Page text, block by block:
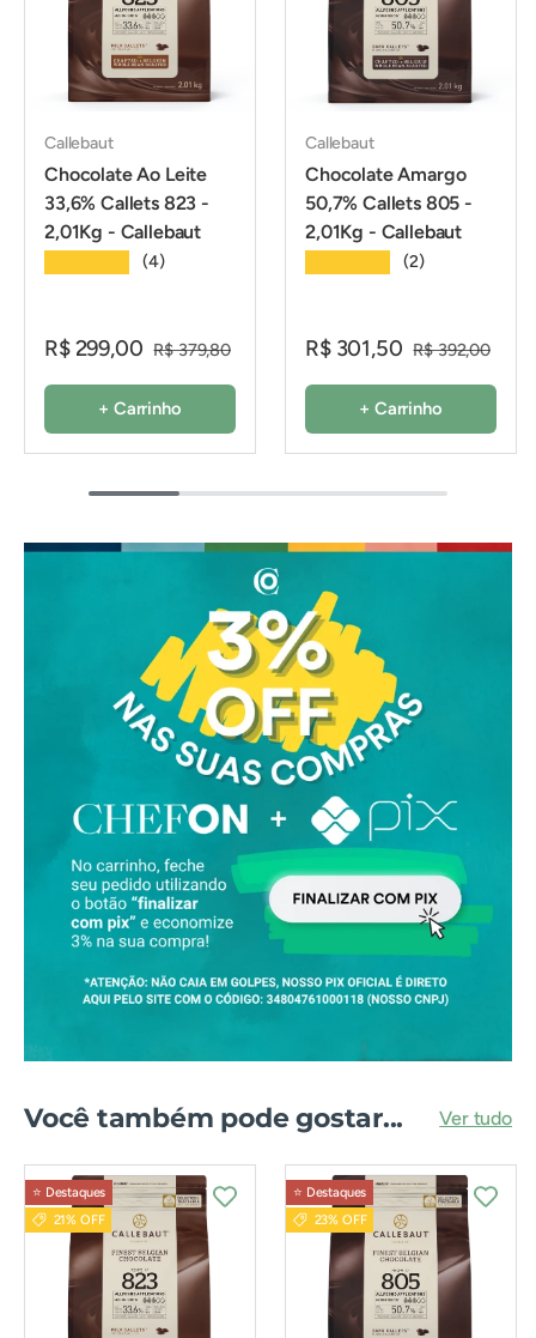
Callebaut
Chocolate Ao Leite
33,6% Callets 823 -
2,01Kg - Callebaut
(4)
R$ 299,00 R$ 379,80
+ Carrinho
Callebaut
Chocolate Amargo
50,7% Callets 805 -
2,01Kg - Callebaut
(2)
R$ 301,50 R$ 392,00
+ Carrinho
Você também pode gostar... Ver tudo
⭐️ Destaques
21% OFF
⭐️ Destaques
23% OFF